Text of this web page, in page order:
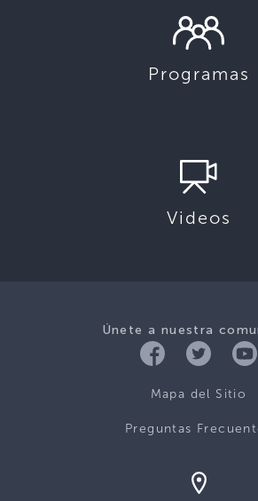
Programas
Videos
Únete a nuestra
Mapa del Sitio
Preguntas